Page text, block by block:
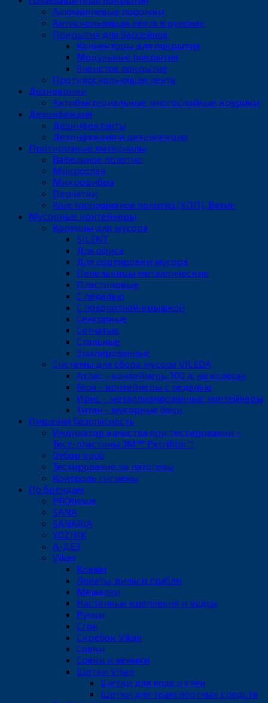
Алюминиевые порожки
Антискользящая лента в рулонах
Покрытия для бассейнов
Коннекторы для покрытия
Модульные покрытия
Ячеистое покрытие
Противоскользящая лента
Дезковрики
Антибактериальные многослойные коврики
Дезинфекция
Дезинфектанты
Дезинфекция и дезинсекция
Протирочные материалы
Вафельное полотно
Микроспан
Микрофибра
Перчатки
Холстопрошивное полотно (ХПП), Ватин
Мусорные контейнеры
Корзины для мусора
SILENT
Для офиса
Для сортировки мусора
Пепельницы металлические
Пластиковые
С педалью
С поворотной крышкой
Сенсорные
Сетчатые
Стальные
Эмалированные
Системы для сбора мусора VILEDA
Атлас - контейнеры 100 л, на колёсах
Гера - контейнеры с педалью
Ирис - металлизированные контейнеры
Титан - мусорные баки
Пищевая безопасность
Индикатор качества при тестировании -
Тест-пластины 3M™ Petrifilm™
Отбор проб
Тестирование на патогены
Контроль гигиены
По брендам
PROtissue
SANA
SANARIA
YOZHIK
А-ДЕЗ
Vikan
Ковши
Лопаты, вилы и грабли
Мешалки
Настенные крепления и ведра
Ручки
Сгон
Скребок Vikan
Совки
Совки и веники
Щетки Vikan
Щетки для пола и стен
Щетки для транспортных средств